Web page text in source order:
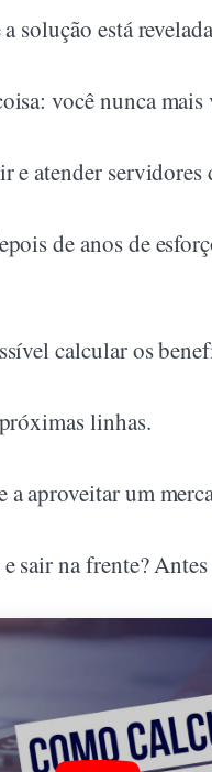
solução está
você nunca
e atender servidores
de anos de
calcular os
linhas.
a aproveitar um
sair na frente?